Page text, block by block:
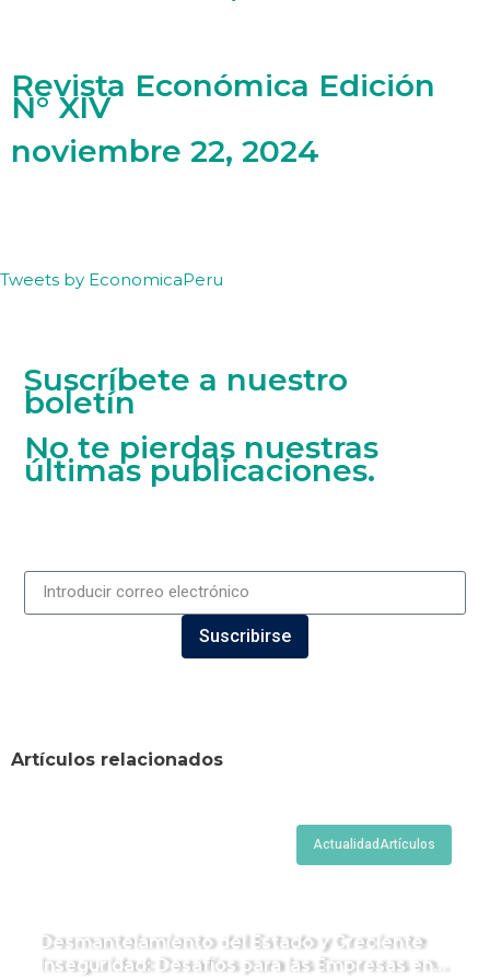
Revista Económica Edición
N° XIV
noviembre 22, 2024
Tweets by EconomicaPeru
Suscríbete a nuestro
boletín
No te pierdas nuestras
últimas publicaciones.
Suscribirse
Artículos relacionados
Actualidad Artículos
Desmantelamiento del Estado y Creciente
Inseguridad: Desafíos para las Empresas en